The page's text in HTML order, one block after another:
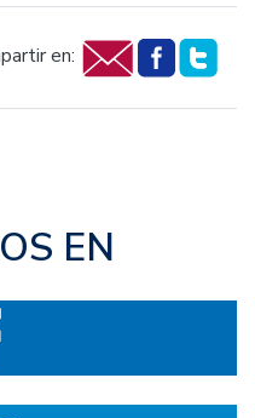
en:
EN